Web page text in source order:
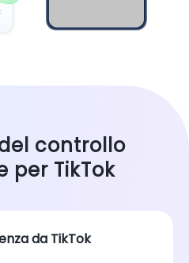
controllo
per TikTok
da TikTok